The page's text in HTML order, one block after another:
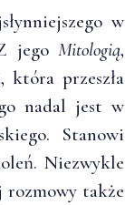
w
jego Mitologią,
która przeszła
nadal jest w
Stanowi
Niezwykle
także